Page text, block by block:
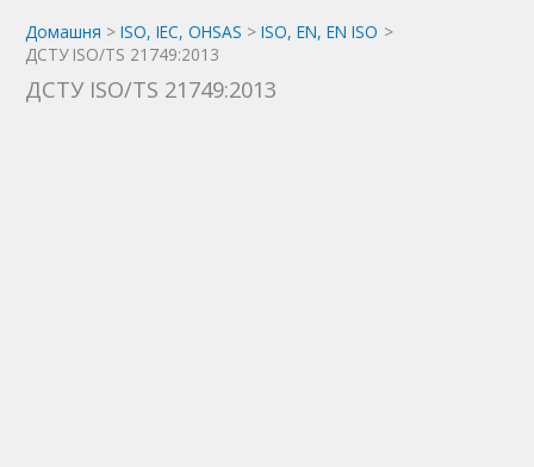
Домашня ISO, IEC, OHSAS
ISO, EN, EN ISO
ДСТУ ISO/TS 21749:2013
ДСТУ ISO/TS 21749:2013